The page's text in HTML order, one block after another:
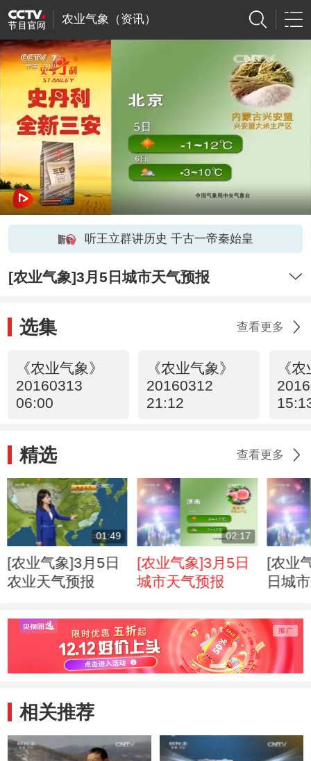
农业气象（资讯）
听王立群讲历史 千古一帝秦始皇
[农业气象]3月5日城市天气预报
选集 查看更多
《农业气象》
20160313
06:00
《农业气象》
20160312
21:12
《
精选 查看更多
01:49
[农业气象]3月5日
农业天气预报
02:17
[农业气象]3月5日
城市天气预报
[农业
日城
相关推荐